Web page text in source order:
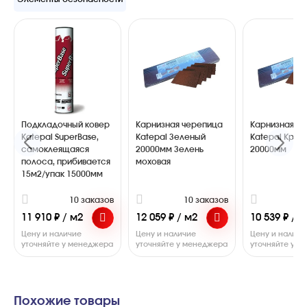
Подкладочный ковер
Katepal SuperBase,
самоклеящаяся
полоса, прибивается
15м2/упак 15000мм
10 заказов
11 910 ₽ / м2
Цену и наличие
уточняйте у менеджера
Карнизная черепица
Katepal Зеленый
20000мм Зелень
моховая
10 заказов
12 059 ₽ / м2
Цену и наличие
уточняйте у менеджера
Карнизная
Katepal
20000мм
10 539 ₽ /
Цену и
уточняйте у
Похожие товары